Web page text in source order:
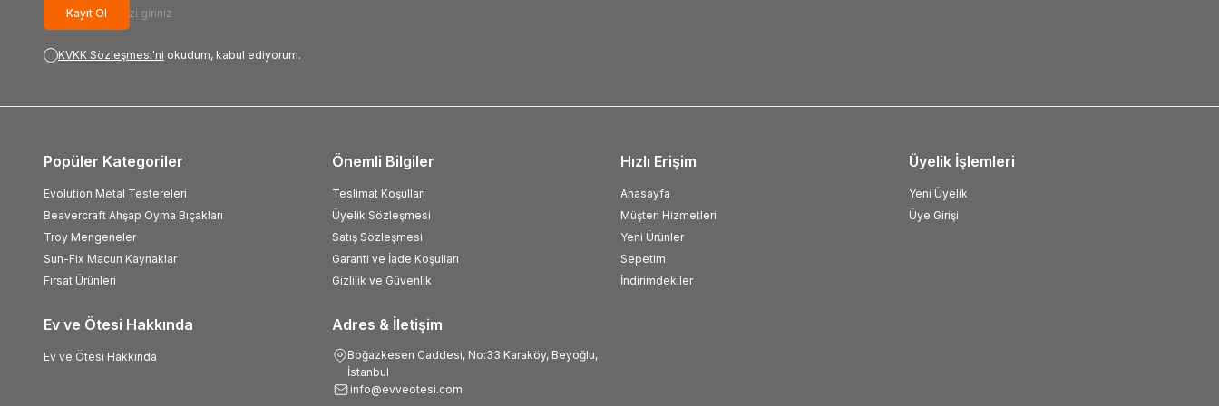
Kayıt Ol
KVKK Sözleşmesi'ni okudum, kabul ediyorum.
Adres & İletişim
Boğazkesen Caddesi, No:33 Karaköy, Beyoğlu,
İstanbul
info@evveotesi.com
Popüler Kategoriler
Evolution Metal Testereleri
Beavercraft Ahşap Oyma Bıçakları
Troy Mengeneler
Sun-Fix Macun Kaynaklar
Fırsat Ürünleri
Önemli Bilgiler
Teslimat Koşulları
Üyelik Sözleşmesi
Satış Sözleşmesi
Garanti ve İade Koşulları
Gizlilik ve Güvenlik
Hızlı Erişim
Anasayfa
Müşteri Hizmetleri
Yeni Ürünler
Sepetim
İndirimdekiler
Üyelik İşlemleri
Yeni Üyelik
Üye Girişi
Ev ve Ötesi Hakkında
Ev ve Ötesi Hakkında